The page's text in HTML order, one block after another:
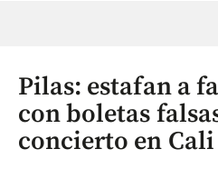
Pilas: estafan a
con boletas
concierto en Cali